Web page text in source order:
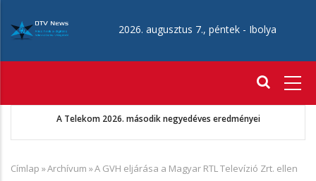
tartalomra
2026. augusztus 7., péntek - Ibolya
A Telekom 2026. második negyedéves eredményei
Címlap »Archívum »A GVH eljárása a Magyar RTL Televízió Zrt. ellen